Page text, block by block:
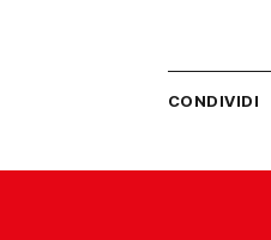
CONDIVIDI